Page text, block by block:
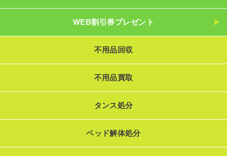
WEB割引券プレゼント
不用品回収
不用品買取
タンス処分
ベッド解体処分